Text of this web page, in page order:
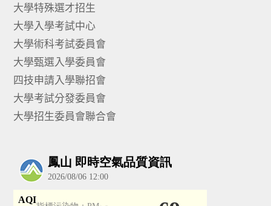
大學特殊選才招生
大學入學考試中心
大學術科考試委員會
大學甄選入學委員會
四技申請入學聯招會
大學考試分發委員會
大學招生委員會聯合會